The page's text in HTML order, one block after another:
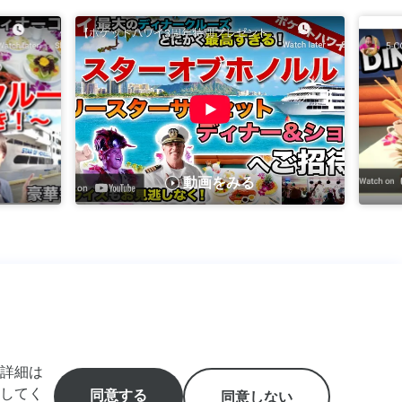
動画をみる
Honolulu,
特定商取引
細は
てく
同意する 同意しない